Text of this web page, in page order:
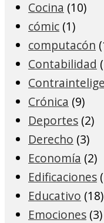
Cocina (10)
cómic (1)
computacón
Contabilidad
Crónica (9)
Deportes (2)
Derecho (3)
Economía (2)
Edificaciones
Educativo (18)
Emociones (3)